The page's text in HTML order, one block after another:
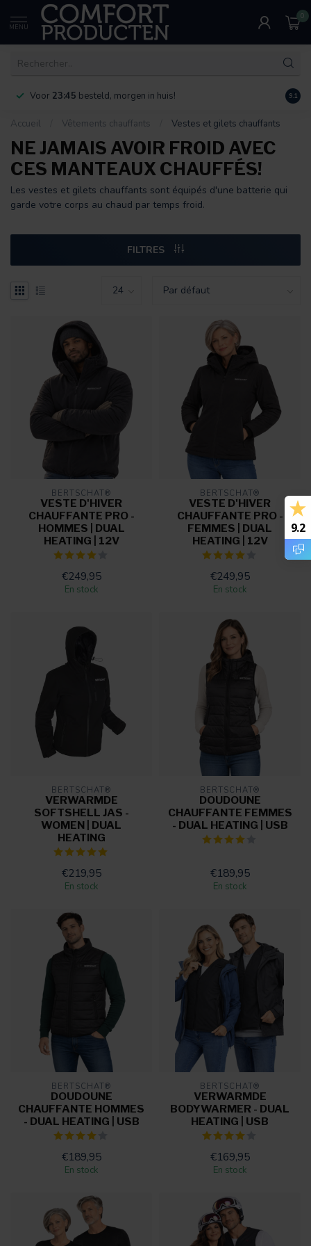
MENU
0
Voor 23:45 besteld, morgen in huis! 9.1
Accueil Vêtements chauffants Vestes et gilets chauffants
NE JAMAIS AVOIR FROID AVEC
CES MANTEAUX CHAUFFÉS!
Les vestes et gilets chauffants sont équipés d'une batterie qui
garde votre corps au chaud par temps froid.
FILTRES
BERTSCHAT®
VESTE D'HIVER
CHAUFFANTE PRO -
HOMMES | DUAL
HEATING | 12V
€249,95
En stock
BERTSCHAT®
VESTE D'HIVER
CHAUFFANTE PRO -
FEMMES | DUAL
HEATING | 12V
€249,95
En stock
BERTSCHAT®
VERWARMDE
SOFTSHELL JAS -
WOMEN | DUAL
HEATING
€219,95
En stock
BERTSCHAT®
DOUDOUNE
CHAUFFANTE FEMMES
- DUAL HEATING | USB
€189,95
En stock
BERTSCHAT®
DOUDOUNE
CHAUFFANTE HOMMES
- DUAL HEATING | USB
€189,95
En stock
BERTSCHAT®
VERWARMDE
BODYWARMER - DUAL
HEATING | USB
€169,95
En stock
9.2